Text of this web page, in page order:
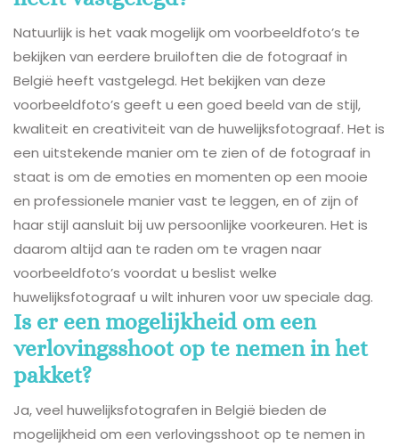
Natuurlijk is het vaak mogelijk om voorbeeldfoto’s te
bekijken van eerdere bruiloften die de fotograaf in
België heeft vastgelegd. Het bekijken van deze
voorbeeldfoto’s geeft u een goed beeld van de stijl,
kwaliteit en creativiteit van de huwelijksfotograaf. Het is
een uitstekende manier om te zien of de fotograaf in
staat is om de emoties en momenten op een mooie
en professionele manier vast te leggen, en of zijn of
haar stijl aansluit bij uw persoonlijke voorkeuren. Het is
daarom altijd aan te raden om te vragen naar
voorbeeldfoto’s voordat u beslist welke
huwelijksfotograaf u wilt inhuren voor uw speciale dag.
Is er een mogelijkheid om een
verlovingsshoot op te nemen in het
pakket?
Ja, veel huwelijksfotografen in België bieden de
mogelijkheid om een verlovingsshoot op te nemen in